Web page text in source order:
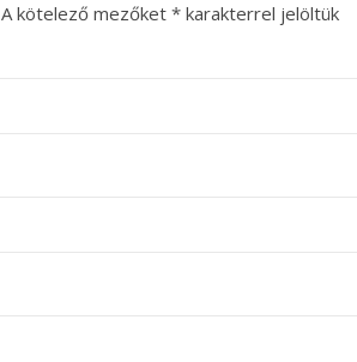
A kötelező mezőket * karakterrel jelöltük